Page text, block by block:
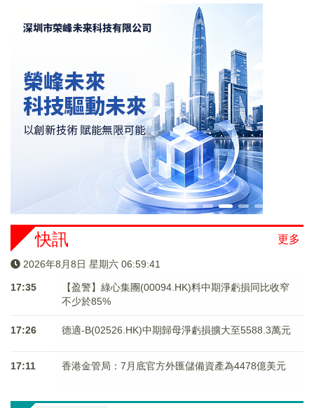
更多
快訊
2026年8月8日 星期六 06:59:41
17:35
【盈警】綠心集團(00094.HK)料中期淨虧損同比收窄
不少於85%
17:26 德適-B(02526.HK)中期歸母淨虧損擴大至5588.3萬元
17:11 香港金管局：7月底官方外匯儲備資產為4478億美元